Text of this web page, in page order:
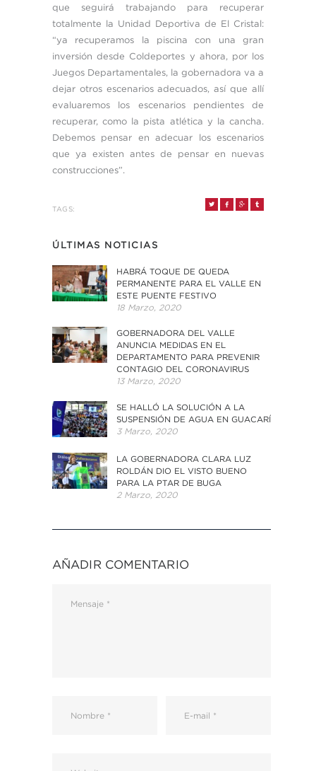
que seguirá trabajando para recuperar
totalmente la Unidad Deportiva de El Cristal:
“ya recuperamos la piscina con una gran
inversión desde Coldeportes y ahora, por los
Juegos Departamentales, la gobernadora va a
dejar otros escenarios adecuados, así que allí
evaluaremos los escenarios pendientes de
recuperar, como la pista atlética y la cancha.
Debemos pensar en adecuar los escenarios
que ya existen antes de pensar en nuevas
construcciones”.
TAGS:
ÚLTIMAS NOTICIAS
HABRÁ TOQUE DE QUEDA
PERMANENTE PARA EL VALLE EN
ESTE PUENTE FESTIVO
18 Marzo, 2020
GOBERNADORA DEL VALLE
ANUNCIA MEDIDAS EN EL
DEPARTAMENTO PARA PREVENIR
CONTAGIO DEL CORONAVIRUS
13 Marzo, 2020
SE HALLÓ LA SOLUCIÓN A LA
SUSPENSIÓN DE AGUA EN GUACARÍ
3 Marzo, 2020
LA GOBERNADORA CLARA LUZ
ROLDÁN DIO EL VISTO BUENO
PARA LA PTAR DE BUGA
2 Marzo, 2020
AÑADIR COMENTARIO